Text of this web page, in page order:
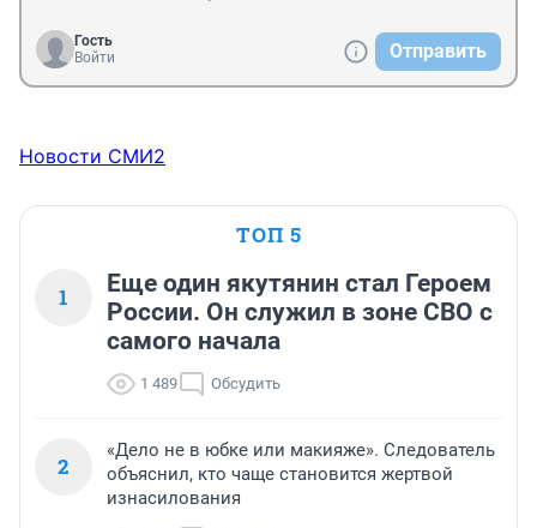
Гость
Войти
Отправить
Новости СМИ2
ТОП 5
1
Еще один якутянин стал Героем
России. Он служил в зоне СВО с
самого начала
1 489 Обсудить
2
«Дело не в юбке или макияже». Следователь
объяснил, кто чаще становится жертвой
изнасилования